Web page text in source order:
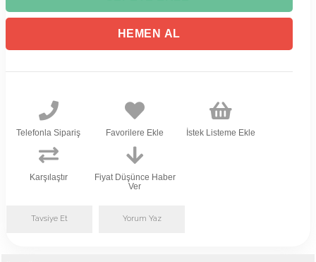
Telefonla Sipariş Favorilere Ekle İstek Listeme Ekle
Karşılaştır
Fiyat Düşünce Haber
Ver
Tavsiye Et Yorum Yaz